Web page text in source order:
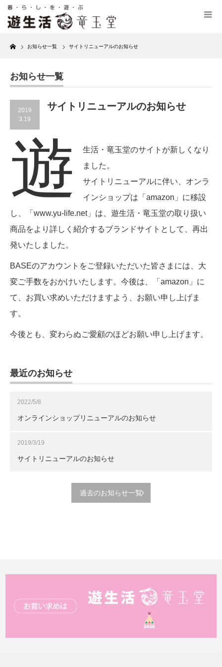
Home
お知らせ一覧 サイトリニューアルのお知らせ
お知らせ一覧
2019
3.19
サイトリニューアルのお知らせ
遊
生活・竜玉堂のサイトが新しくなり
ました。
サイトリニューアルに伴い、オンラ
インショップは「amazon」に移設
し、「www.yu-life.net」は、遊生活・竜玉堂の取り扱い
商品をより詳しく紹介するブランドサイトとして、再出
発いたしました。
BASEのアカウントをご登録いただいた皆さまには、大
変ご手数をおかけいたします。今後は、「amazon」に
て、お買い求めいただけますよう、お願い申し上げま
す。
今後とも、変わらぬご愛顧のほどお願い申し上げます。
最近のお知らせ
2022/5/8
オンラインショップリニューアルのお知らせ
2019/3/19
サイトリニューアルのお知らせ
過去のお知らせ一覧